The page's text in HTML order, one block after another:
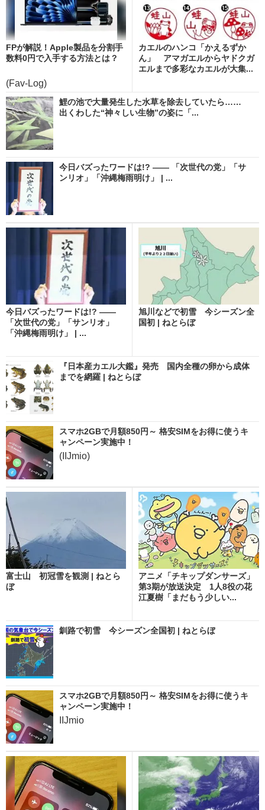
FPが解説！Apple製品を分割手
数料0円で入手する方法とは？
(Fav-Log)
カエルのハンコ「かえるずか
ん」 アマガエルからヤドクガ
エルまで多彩なカエルが大集...
鯉の池で大量発生した水草を除去していたら……
出くわした“神々しい生物”の姿に「...
今日バズったワードは!? ―― 「次世代の党」「サ
ンリオ」「沖縄梅雨明け」 | ...
今日バズったワードは!? ――
「次世代の党」「サンリオ」
「沖縄梅雨明け」 | ...
旭川などで初雪 今シーズン全
国初 | ねとらぼ
『日本産カエル大鑑』発売 国内全種の卵から成体
までを網羅 | ねとらぼ
スマホ2GBで月額850円～ 格安SIMをお得に使うキ
ャンペーン実施中！
(IIJmio)
富士山 初冠雪を観測 | ねとら
ぼ
アニメ「チキップダンサーズ」
第3期が放送決定 1人8役の花
江夏樹「まだもう少しい...
釧路で初雪 今シーズン全国初 | ねとらぼ
スマホ2GBで月額850円～ 格安SIMをお得に使うキ
ャンペーン実施中！
IIJmio